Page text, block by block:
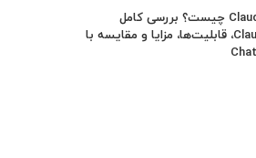
Claude AI چیست؟ بررسی کامل
Claude 4، قابلیت‌ها، مزایا و مقایسه با